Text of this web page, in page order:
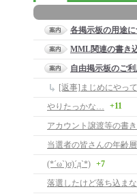
各掲示板の用途に
MML関連の書き
自由掲示板のご
[返事]まじめにやっ
やりたっかな…
+11
アカウント譲渡等の書
当選者の皆さんの年齢層
(*´ω`)σ)´д`*) +7
落選したけど落ち込ま